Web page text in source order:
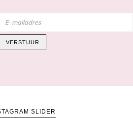
VERSTUUR
SLIDER